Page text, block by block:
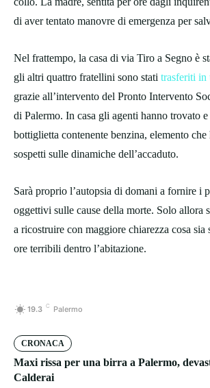
di aver tentato manovre di emergenza per
Nel frattempo, la casa di via Tiro a Segno è
gli altri quattro fratellini sono stati trasferiti in
grazie all’intervento del Pronto Intervento
di Palermo. In casa gli agenti hanno trovato e
bottiglietta contenente benzina, elemento che
sospetti sulle dinamiche dell’accaduto.
Sarà proprio l’autopsia di domani a fornire i
oggettivi sulle cause della morte. Solo allora
a ricostruire con maggiore chiarezza cosa sia
ore terribili dentro l’abitazione.
19.3 C Palermo
CRONACA
Maxi rissa per una birra a Palermo,
Calderai